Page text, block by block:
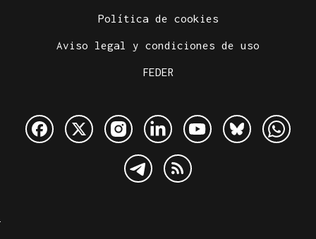
Política de cookies
Aviso legal y condiciones de uso
FEDER